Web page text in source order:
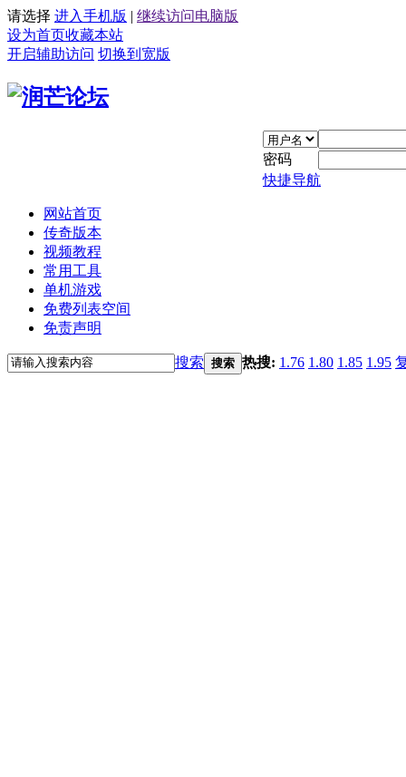
请选择 进入手机版 | 继续访问电脑版
设为首页收藏本站
开启辅助访问 切换到宽版
密码
快捷导航
网站首页
传奇版本
视频教程
常用工具
单机游戏
免费列表空间
免责声明
搜索 搜索 热搜: 1.76 1.80 1.85 1.95